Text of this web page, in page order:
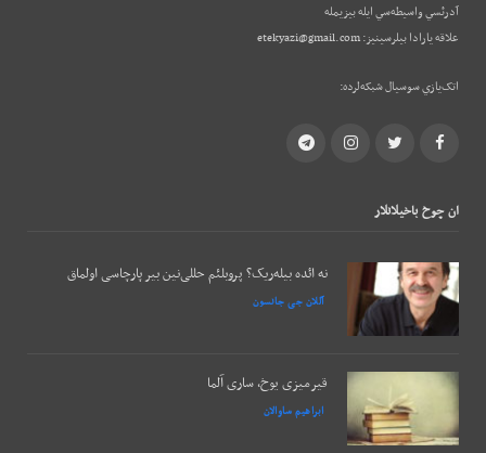
آدرئسي واسيطه‌سي ايله بيزيمله
علاقه يارادا بيلرسينيز:etekyazi@gmail.com
اتک‌يازي سوسيال شبکه‌لرده:
Facebook
Twitter
Instagram
Telegram
ان چوخ باخيلانلار
نه ائده بیله‌ریک؟ پروبلئم حللی‌نین بیر پارچاسی اولماق
آللان جی جانسون
قیرمیزی یوخ، ساری آلما
ابراهیم ساوالان